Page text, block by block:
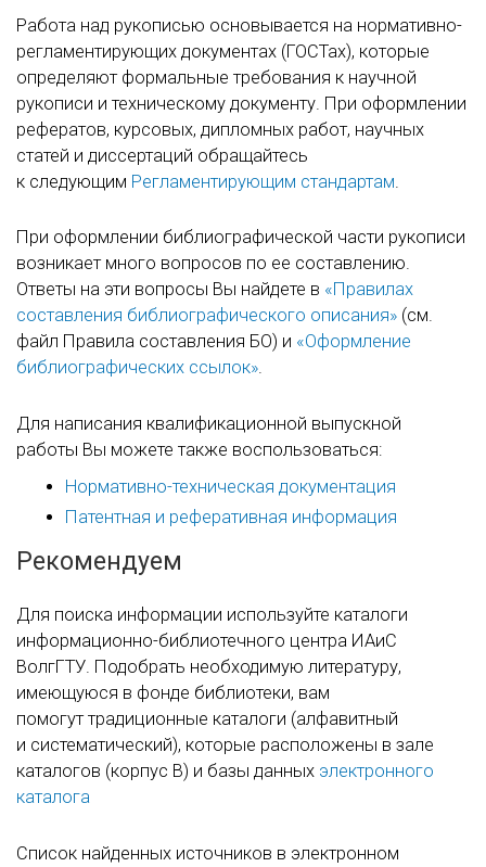
Работа над рукописью основывается на нормативно-
регламентирующих документах (ГОСТах), которые
определяют формальные требования к научной
рукописи и техническому документу. При оформлении
рефератов, курсовых, дипломных работ, научных
статей и диссертаций обращайтесь
к следующим Регламентирующим стандартам.
При оформлении библиографической части рукописи
возникает много вопросов по ее составлению.
Ответы на эти вопросы Вы найдете в «Правилах
составления библиографического описания» (см.
файл Правила составления БО) и «Оформление
библиографических ссылок».
Для написания квалификационной выпускной
работы Вы можете также воспользоваться:
Нормативно-техническая документация
Патентная и реферативная информация
Рекомендуем
Для поиска информации используйте каталоги
информационно-библиотечного центра ИАиС
ВолгГТУ. Подобрать необходимую литературу,
имеющуюся в фонде библиотеки, вам
помогут традиционные каталоги (алфавитный
и систематический), которые расположены в зале
каталогов (корпус В) и базы данных электронного
каталога
Список найденных источников в электронном